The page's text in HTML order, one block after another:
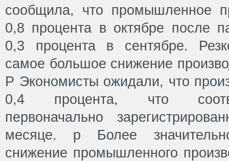
сообщила, что промышленное
0,8 процента в октябре после
0,3 процента в сентябре.
самое большое снижение
P Экономисты ожидали, что
0,4 процента, что
первоначально
месяце. p Более
снижение промышленного